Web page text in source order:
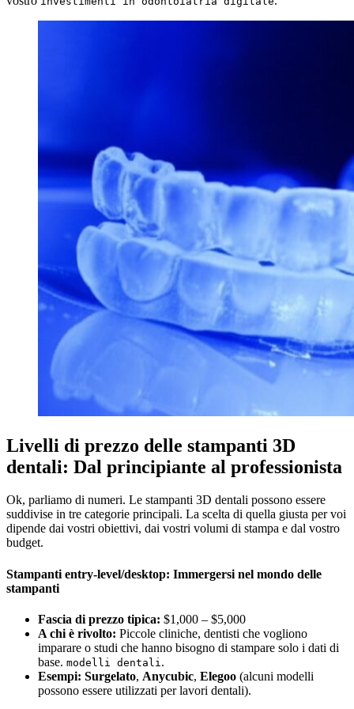
Livelli di prezzo delle stampanti 3D
dentali: Dal principiante al professionista
Ok, parliamo di numeri. Le stampanti 3D dentali possono essere
suddivise in tre categorie principali. La scelta di quella giusta per voi
dipende dai vostri obiettivi, dai vostri volumi di stampa e dal vostro
budget.
Stampanti entry-level/desktop: Immergersi nel mondo delle
stampanti
Fascia di prezzo tipica: $1,000 – $5,000
A chi è rivolto: Piccole cliniche, dentisti che vogliono
imparare o studi che hanno bisogno di stampare solo i dati di
base. modelli dentali .
Esempi: Surgelato, Anycubic, Elegoo (alcuni modelli
possono essere utilizzati per lavori dentali).